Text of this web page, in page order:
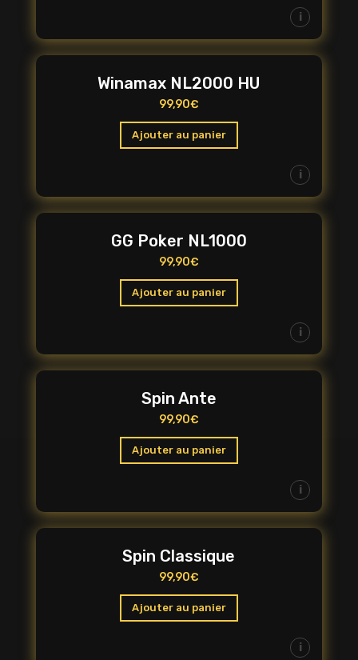
i
Winamax NL2000 HU
99,90€
Ajouter au panier
i
GG Poker NL1000
99,90€
Ajouter au panier
i
Spin Ante
99,90€
Ajouter au panier
i
Spin Classique
99,90€
Ajouter au panier
i